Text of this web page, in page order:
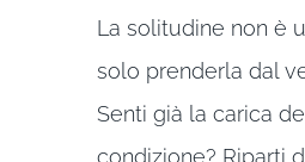
La solitudine non è
solo prenderla dal
Senti già la carica
condizione? Riparti